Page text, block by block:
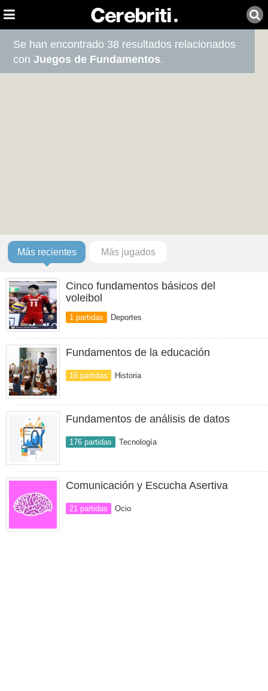
Se han encontrado 38 resultados relacionados
conJuegos de Fundamentos.
Más recientes Más jugados
Cinco fundamentos básicos del
voleibol
1 partidas Deportes
Fundamentos de la educación
16 partidas Historia
Fundamentos de análisis de datos
176 partidas Tecnología
Comunicación y Escucha Asertiva
21 partidas Ocio